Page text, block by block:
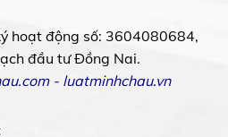
hoạt động số: 3604080684,
đầu tư Đồng Nai.
- luatminhchau.vn